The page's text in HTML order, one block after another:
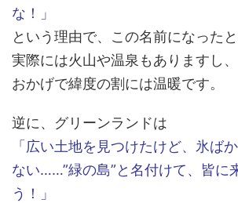
な！」
という理由で、この名前になったと
実際には火山や温泉もありますし
おかげで緯度の割には温暖です。
逆に、グリーンランドは
「広い土地を見つけたけど、氷ば
ない……”緑の島”と名付けて、皆に
う！」